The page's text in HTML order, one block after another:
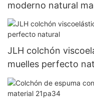
moderno natural
JLH colchón
muelles perfecto